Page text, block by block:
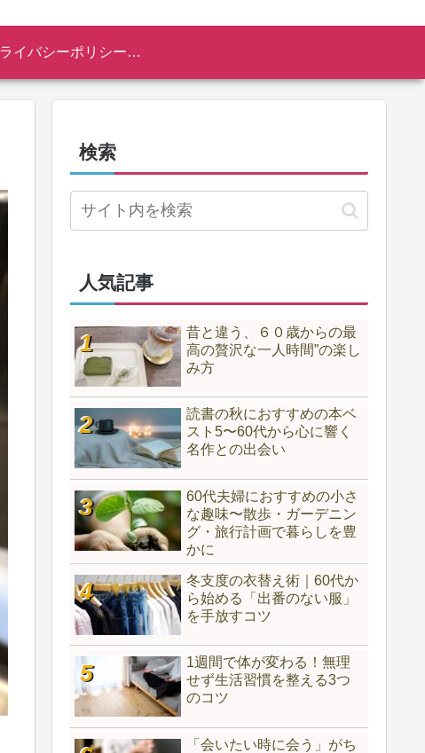
プライバシーポリシー・免責事項
検索
人気記事
昔と違う、６０歳からの最
高の贅沢な一人時間”の楽し
み方
読書の秋におすすめの本ベ
スト5〜60代から心に響く
名作との出会い
60代夫婦におすすめの小さ
な趣味〜散歩・ガーデニン
グ・旅行計画で暮らしを豊
かに
冬支度の衣替え術｜60代か
ら始める「出番のない服」
を手放すコツ
1週間で体が変わる！無理
せず生活習慣を整える3つ
のコツ
「会いたい時に会う」がち